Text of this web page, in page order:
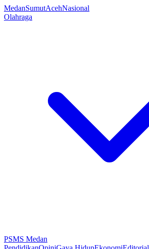
MedanSumutAcehNasional
Olahraga
PSMS Medan